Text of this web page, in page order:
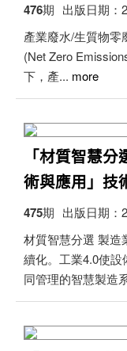
476期 出版日期：
產業廢水/生質物
(Net Zero
下，產... more
「材質智慧
術與應用」技
475期 出版日期：
材質智慧分選 製造
續化。工業4.0使
同管理的智慧製造